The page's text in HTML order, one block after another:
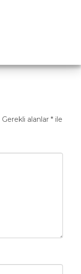
Gerekli alanlar* ile